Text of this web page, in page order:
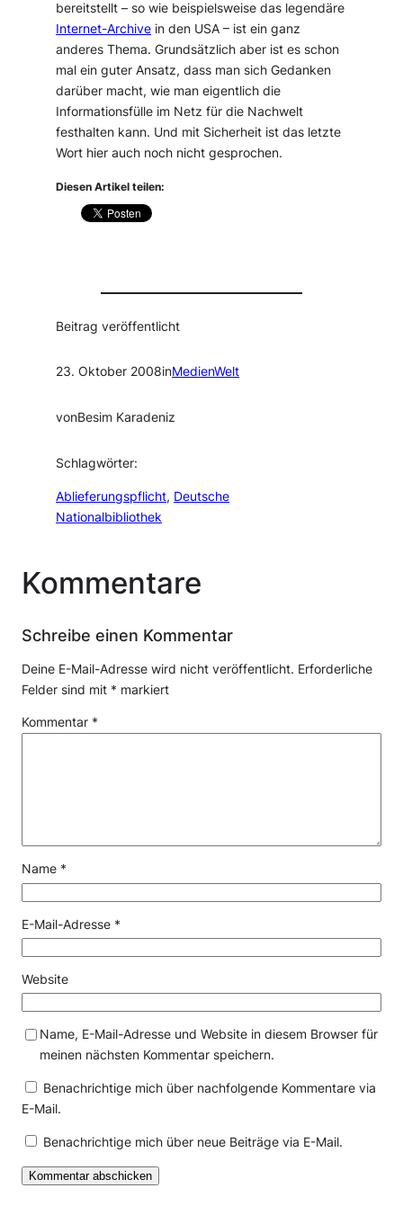
bereitstellt – so wie beispielsweise das legendäre
Internet-Archive in den USA – ist ein ganz
anderes Thema. Grundsätzlich aber ist es schon
mal ein guter Ansatz, dass man sich Gedanken
darüber macht, wie man eigentlich die
Informationsfülle im Netz für die Nachwelt
festhalten kann. Und mit Sicherheit ist das letzte
Wort hier auch noch nicht gesprochen.
Diesen Artikel teilen:
Beitrag veröffentlicht
23. Oktober 2008inMedienWelt
vonBesim Karadeniz
Schlagwörter:
Ablieferungspflicht, Deutsche
Nationalbibliothek
Kommentare
Schreibe einen Kommentar
Deine E-Mail-Adresse wird nicht veröffentlicht. Erforderliche
Felder sind mit * markiert
Kommentar *
Name *
E-Mail-Adresse *
Website
Name, E-Mail-Adresse und Website in diesem Browser für
meinen nächsten Kommentar speichern.
Benachrichtige mich über nachfolgende Kommentare via
E-Mail.
Benachrichtige mich über neue Beiträge via E-Mail.